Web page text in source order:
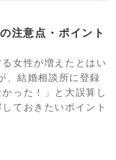
注意点・ポイント
女性が増えたとはい
、結婚相談所に登録
った！」と大誤算し
ておきたいポイント